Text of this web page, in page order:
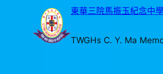
東華三院馬振玉紀念中
TWGHs C. Y. Ma